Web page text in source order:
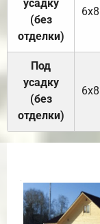
усадку
(без
отделки)
6х8
Под
усадку
(без
отделки)
6х8